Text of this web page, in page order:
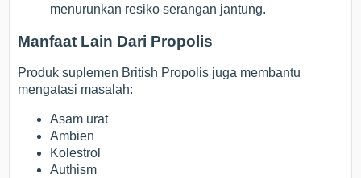
menurunkan resiko serangan jantung.
Manfaat Lain Dari Propolis
Produk suplemen British Propolis juga membantu
mengatasi masalah:
Asam urat
Ambien
Kolestrol
Authism